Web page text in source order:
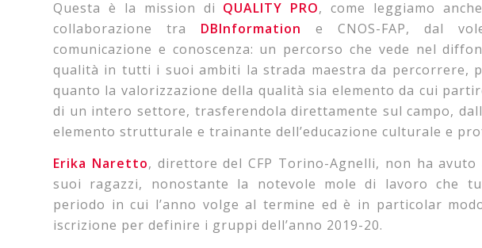
Questa è la mission di QUALITY PRO, come leggiamo
collaborazione tra DBInformation e CNOS-FAP, dal
comunicazione e conoscenza: un percorso che vede nel
qualità in tutti i suoi ambiti la strada maestra da percorrere,
quanto la valorizzazione della qualità sia elemento da cui
di un intero settore, trasferendola direttamente sul campo,
elemento strutturale e trainante dell’educazione culturale e
Erika Naretto, direttore del CFP Torino-Agnelli, non ha
suoi ragazzi, nonostante la notevole mole di lavoro che
periodo in cui l’anno volge al termine ed è in particolar
iscrizione per definire i gruppi dell’anno 2019-20.